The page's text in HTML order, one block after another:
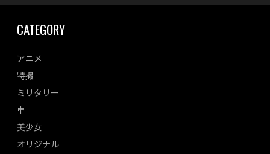
CATEGORY
アニメ
特撮
ミリタリー
車
美少女
オリジナル